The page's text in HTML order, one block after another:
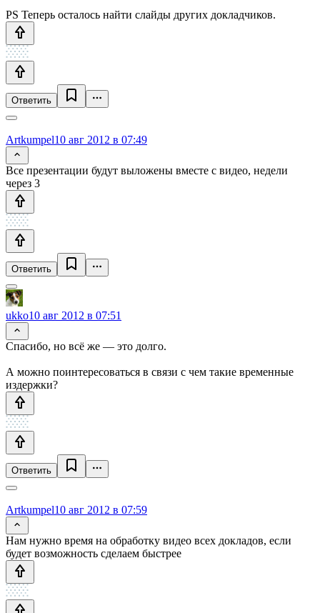
PS Теперь осталось найти слайды других докладчиков.
Ответить
Artkumpel10 авг 2012 в 07:49
Все презентации будут выложены вместе с видео, недели
через 3
Ответить
ukko10 авг 2012 в 07:51
Спасибо, но всё же — это долго.
А можно поинтересоваться в связи с чем такие временные
издержки?
Ответить
Artkumpel10 авг 2012 в 07:59
Нам нужно время на обработку видео всех докладов, если
будет возможность сделаем быстрее